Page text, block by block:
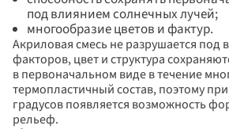
под влиянием солнечных лучей;
многообразие цветов и фактур.
Акриловая смесь не разрушается
факторов, цвет и структура
в первоначальном виде в течение
термопластичный состав, поэтому при
градусов появляется возможность
рельеф.